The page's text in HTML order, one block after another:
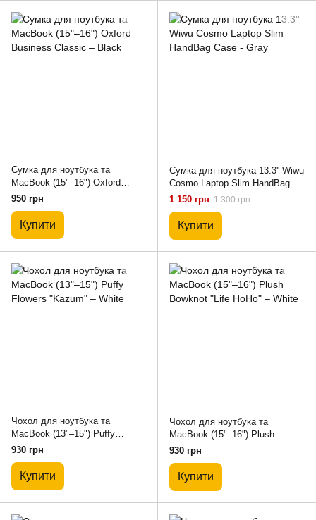
Сумка для ноутбука та
MacBook (15"–16") Oxford
Business Classic – Black
950 грн
Купити
Сумка для ноутбука 13.3'' Wiwu
Cosmo Laptop Slim HandBag
Case - Gray
1 150 грн 1 300 грн
Купити
Чохол для ноутбука та
MacBook (13"–15") Puffy
Flowers "Kazum" – White
930 грн
Купити
Чохол для ноутбука та
MacBook (15"–16") Plush
Bowknot "Life HoHo" – White
930 грн
Купити